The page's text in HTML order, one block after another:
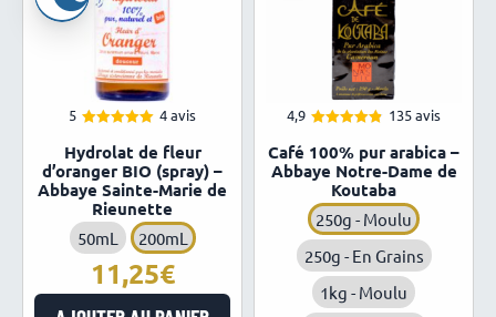
5
sur 5
4 avis
Hydrolat de fleur
d’oranger BIO (spray) –
Abbaye Sainte-Marie de
Rieunette
50mL 200mL
11,25
4,9
sur 5
135 avis
Café 100% pur arabica –
Abbaye Notre-Dame de
Koutaba
250g - Moulu
250g - En Grains
1kg - Moulu